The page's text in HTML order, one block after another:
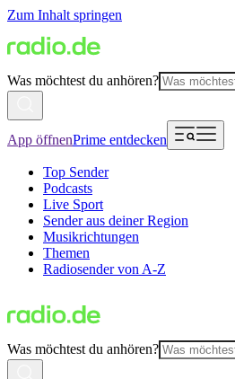
Zum Inhalt springen
Was möchtest du anhören?
App öffnenPrime entdecken
Top Sender
Podcasts
Live Sport
Sender aus deiner Region
Musikrichtungen
Themen
Radiosender von A-Z
Was möchtest du anhören?